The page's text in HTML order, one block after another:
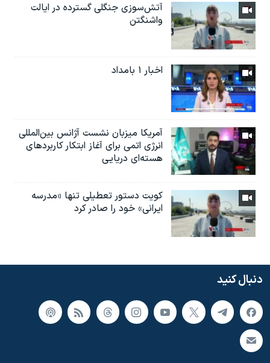
آتش‌سوزی جنگلی گسترده در ایالت
واشنگتن
اخبار ۱ بامداد
آمریکا میزبان نشست آژانس بین‌المللی
انرژی اتمی برای آغاز ابتکار کاربردهای
هسته‌ای دریایی
کویت دستور تعطیلی تنها «مدرسه
ایرانی» خود را صادر کرد
دنبال کنید